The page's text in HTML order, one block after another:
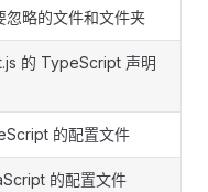
忽略的文件和文件夹
的 TypeScript 声明
的配置文件
的配置文件